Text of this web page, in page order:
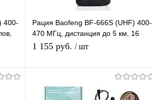
400-
Рация Baofeng BF-666S (UHF) 400-
470 МГц, дистанция до 5 км, 16
каналов, таймер, фонарик
1 155 руб. / шт